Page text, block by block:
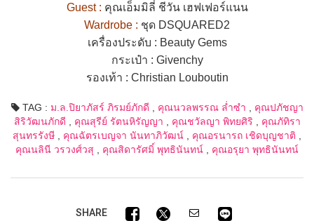
Guest : คุณเอ็มมิลี่ ชีวัน เฮฟเฟอร์แนน
Wardrobe : ชุด DSQUARED2
เครื่องประดับ : Beauty Gems
กระเป๋า : Givenchy
รองเท้า : Christian Louboutin
TAG : ม.ล.ปิยาภัสร์ ภิรมย์ภักดี , คุณนวลพรรณ ล่ำซำ , คุณปภัชญา
สิริวัฒนภักดี , คุณสุรีย์ รัตนหิรัญญา , คุณชวัลญา พิทยศิริ , คุณภัทิรา
สุนทรรังษี , คุณฉัตรเบญจา นันทาภิวัฒน์ , คุณอรนารถ เชิดบุญชาติ ,
คุณนลินี วรวงศ์วสุ , คุณสิดารัศมิ์ พุทธินันทน์ , คุณอรุยา พุทธินันทน์
SHARE